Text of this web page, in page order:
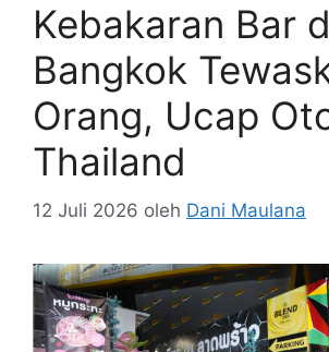
Kebakaran Bar
Bangkok
Orang, Ucap
Thailand
12 Juli 2026 oleh Dani Maulana